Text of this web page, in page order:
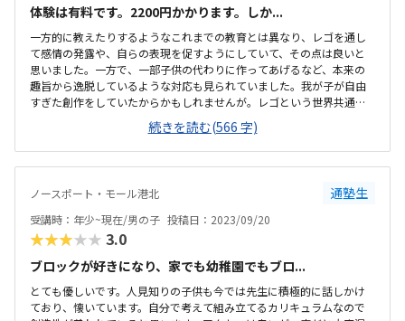
体験は有料です。2200円かかります。しか...
一方的に教えたりするようなこれまでの教育とは異なり、レゴを通し
て感情の発露や、自らの表現を促すようにしていて、その点は良いと
思いました。一方で、一部子供の代わりに作ってあげるなど、本来の
趣旨から逸脱しているような対応も見られていました。我が子が自由
すぎた創作をしていたからかもしれませんが。レゴという世界共通の
コンテンツを通して、STEAM教育をするカリキュラムはとてもよくで
きていると思います。デュプロと普通のレゴを組み合わせながら、幅
広い年齢に対応しているカリキュラムはとても面白いと思いました。
小学校5年生以上は学年の隔たりがなくなり、共通のミッションに取り
ますが、駅からのアクセスは複雑なルートになると思います。ただ、
駅からは近いので、その点はとても良いと思います。子供達が楽しん
でいるのはもちろんのこと、受付の方もとても明...
続きを読む(566 字)
ノースポート・モール港北 通塾生
受講時：年少~現在/男の子 投稿日：2023/09/20
★★★★★ 3.0
ブロックが好きになり、家でも幼稚園でもブロ...
とても優しいです。人見知りの子供も今では先生に積極的に話しかけ
ており、懐いています。自分で考えて組み立てるカリキュラムなので